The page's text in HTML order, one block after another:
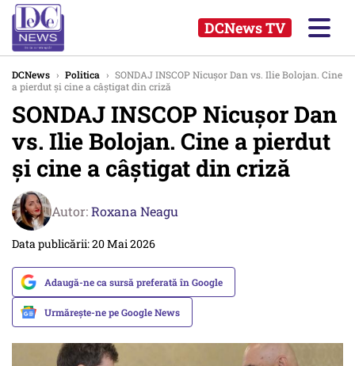
DCNews TV
DCNews › Politica › SONDAJ INSCOP Nicușor Dan vs. Ilie Bolojan. Cine
a pierdut și cine a câștigat din criză
SONDAJ INSCOP Nicușor Dan
vs. Ilie Bolojan. Cine a pierdut
și cine a câștigat din criză
Autor:Roxana Neagu
Data publicării: 20 Mai 2026
Adaugă-ne ca sursă preferată în Google
Urmărește-ne pe Google News